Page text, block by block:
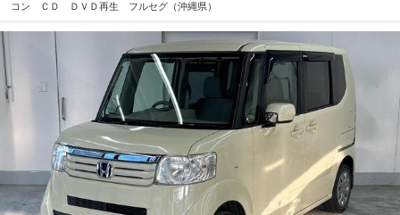
コン ＣＤ ＤＶＤ再生 フルセグ（沖縄県）